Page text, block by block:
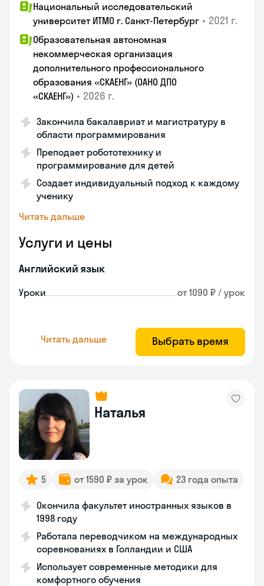
Национальный исследовательский
университет ИТМО г. Санкт-Петербург • 2021 г.
Образовательная автономная
некоммерческая организация
дополнительного профессионального
образования «СКАЕНГ» (ОАНО ДПО
«СКАЕНГ») • 2026 г.
Закончила бакалавриат и магистратуру в
области программирования
Преподает робототехнику и
программирование для детей
Создает индивидуальный подход к каждому
ученику
Читать дальше
Услуги и цены
Английский язык
Уроки от 1090 ₽ / урок
Читать дальше Выбрать время
Наталья
5 от 1590 ₽ за урок 23 года опыта
Окончила факультет иностранных языков в
1998 году
Работала переводчиком на международных
соревнованиях в Голландии и США
Использует современные методики для
комфортного обучения